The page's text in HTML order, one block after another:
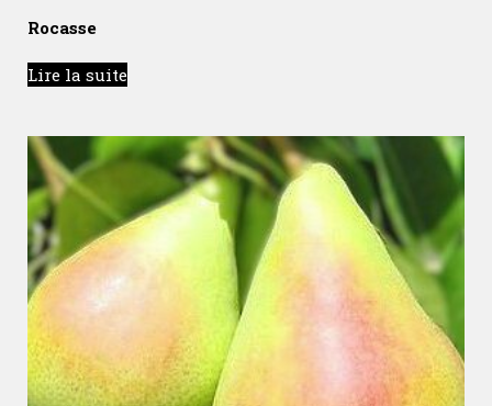
Rocasse
Lire la suite